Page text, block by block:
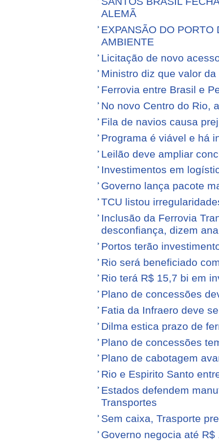
ALEMÃ
EXPANSÃO DO PORTO
AMBIENTE
Licitação de novo
Ministro diz que valor
Ferrovia entre Brasil e
No novo Centro do Rio,
Fila de navios causa
Programa é viável e há
Leilão deve ampliar
Investimentos em
Governo lança pacote
TCU listou
Inclusão da Ferrovia
desconfiança, dizem
Portos terão
Rio será beneficiado
Rio terá R$ 15,7 bi em
Plano de concessões
Fatia da Infraero deve
Dilma estica prazo de
Plano de concessões
Plano de cabotagem
Rio e Espirito Santo
Estados defendem
Transportes
Sem caixa, Trasporte
Governo negocia até